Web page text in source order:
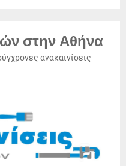
στην Αθήνα
ανακαινίσεις